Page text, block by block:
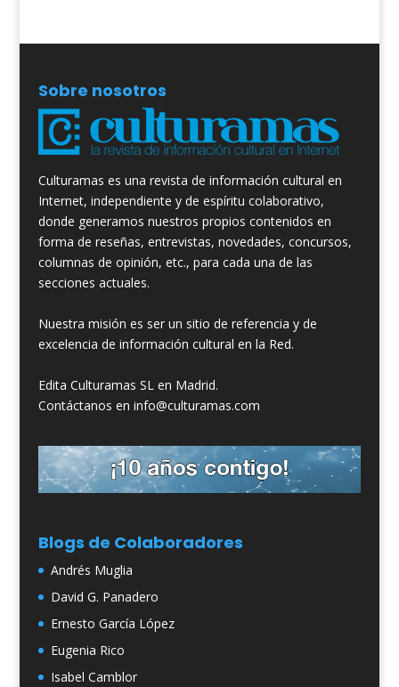
Sobre nosotros
Culturamas es una revista de información cultural en
Internet, independiente y de espíritu colaborativo,
donde generamos nuestros propios contenidos en
forma de reseñas, entrevistas, novedades, concursos,
columnas de opinión, etc., para cada una de las
secciones actuales.
Nuestra misión es ser un sitio de referencia y de
excelencia de información cultural en la Red.
Edita Culturamas SL en Madrid.
Contáctanos en info@culturamas.com
Blogs de Colaboradores
Andrés Muglia
David G. Panadero
Ernesto García López
Eugenia Rico
Isabel Camblor